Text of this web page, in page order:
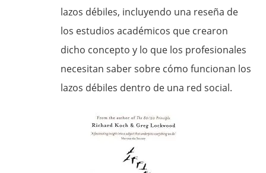
lazos débiles, incluyendo una reseña de
los estudios académicos que crearon
dicho concepto y lo que los profesionales
necesitan saber sobre cómo funcionan los
lazos débiles dentro de una red social.